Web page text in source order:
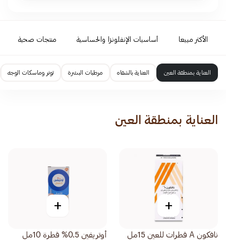
الأكثر مبيعا أساسيات الإنفلونزا والحساسية منتجات صحية
العناية بمنطقة العين العناية بالشفاه مرطبات البشرة تونر وماسكات الوجه
العناية بمنطقة العين
+
نافكون A قطرات للعين 15مل
+
أوتريفين 0.5% قطرة 10مل